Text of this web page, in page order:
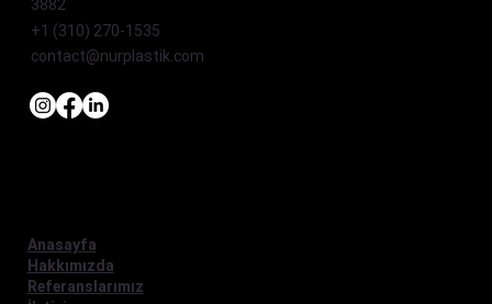
3882
+1 (310) 270-1535
contact@nurplastik.com
Anasayfa
Hakkımızda
Referanslarımız